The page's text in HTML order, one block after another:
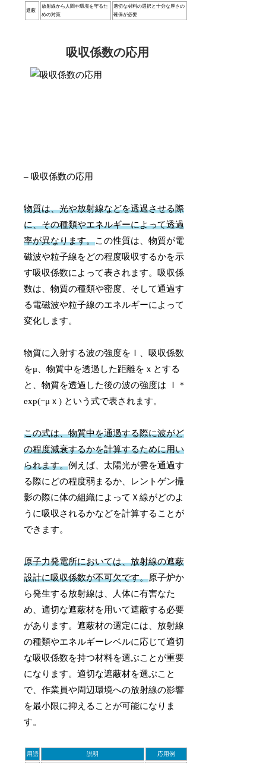
遮蔽
放射線から人間や環境を守るた
めの対策
適切な材料の選択と十分な厚さの
確保が必要
吸収係数の応用
– 吸収係数の応用
物質は、光や放射線などを透過させる際
に、その種類やエネルギーによって透過
率が異なります。この性質は、物質が電
磁波や粒子線をどの程度吸収するかを示
す吸収係数によって表されます。吸収係
数は、物質の種類や密度、そして通過す
る電磁波や粒子線のエネルギーによって
変化します。
物質に入射する波の強度をＩ、吸収係数
をμ、物質中を透過した距離をｘとする
と、物質を透過した後の波の強度は Ｉ＊
exp(−μｘ) という式で表されます。
この式は、物質中を通過する際に波がど
の程度減衰するかを計算するために用い
られます。例えば、太陽光が雲を通過す
る際にどの程度弱まるか、レントゲン撮
影の際に体の組織によってＸ線がどのよ
うに吸収されるかなどを計算することが
できます。
原子力発電所においては、放射線の遮蔽
設計に吸収係数が不可欠です。原子炉か
ら発生する放射線は、人体に有害なた
め、適切な遮蔽材を用いて遮蔽する必要
があります。遮蔽材の選定には、放射線
の種類やエネルギーレベルに応じて適切
な吸収係数を持つ材料を選ぶことが重要
になります。適切な遮蔽材を選ぶこと
で、作業員や周辺環境への放射線の影響
を最小限に抑えることが可能になりま
す。
用語 説明 応用例